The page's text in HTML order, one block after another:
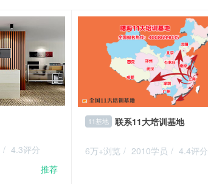
/ 4.3评分
推荐
11基地 联系11大培训基地
6万+浏览 / 2010学员 / 4.4评分